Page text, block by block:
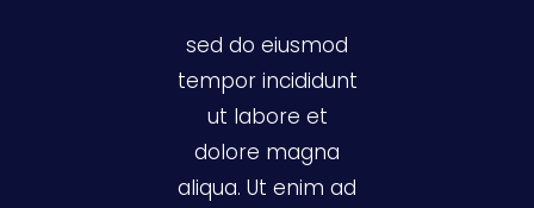
sed do eiusmod
tempor incididunt
ut labore et
dolore magna
aliqua. Ut enim ad